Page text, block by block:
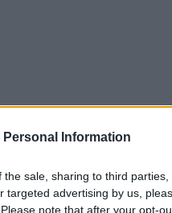
Personal Information
the sale, sharing to third
targeted advertising by us,
note that after your opt-